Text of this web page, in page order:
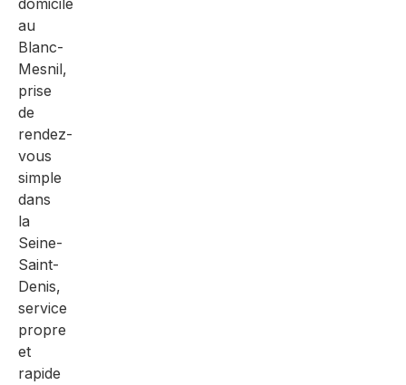
domicile
au
Blanc-
Mesnil,
prise
de
rendez-
vous
simple
dans
la
Seine-
Saint-
Denis,
service
propre
et
rapide